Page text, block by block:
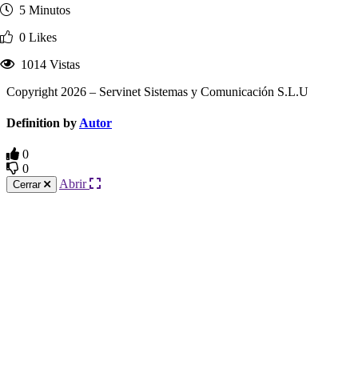
5 Minutos
0 Likes
1014 Vistas
Copyright 2026 – Servinet Sistemas y Comunicación S.L.U
Definition by Autor
0
0
Cerrar Abrir